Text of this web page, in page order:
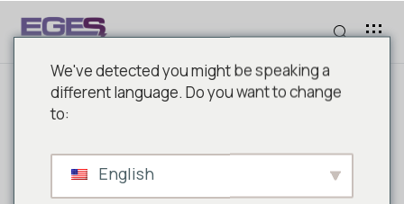
Şubat 14, 2026 Makaleler
ENDÜSTRIYEL OTOMASYONUN
We've detected you might be speaking a
different language. Do you want to change
to:
English